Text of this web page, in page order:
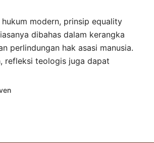
modern, prinsip equality
dibahas dalam kerangka
perlindungan hak asasi manusia.
refleksi teologis juga dapat